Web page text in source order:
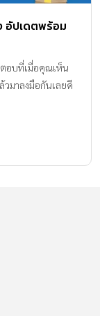
นผู้ป่วยของโรง
สมาชิกเพื่อใช้
ะเบียนราษฏร์
จำตัวประชาชน
อัปเดตพร้อม
ตอบที่เมื่อคุณเห็น
วมาลงมือกันเลยดี